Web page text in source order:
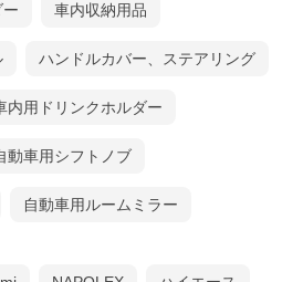
車内収納用品
ハンドルカバー、ステアリング
内用ドリンクホルダー
動車用シフトノブ
自動車用ルームミラー